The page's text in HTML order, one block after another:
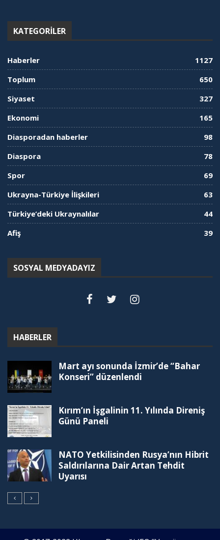
KATEGORILER
Haberler
1127
Toplum
650
Siyaset
327
Ekonomi
165
Diasporadan haberler
98
Diaspora
78
Spor
69
Ukrayna-Türkiye İlişkileri
63
Türkiye’deki Ukraynalılar
44
Afiş
39
SOSYAL MEDYADAYIZ
HABERLER
Mart ayı sonunda İzmir’de “Bahar
Konseri” düzenlendi
Kırım’ın İşgalinin 11. Yılında Direniş
Günü Paneli
NATO Yetkilisinden Rusya’nın Hibrit
Saldırılarına Dair Artan Tehdit
Uyarısı